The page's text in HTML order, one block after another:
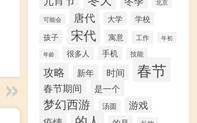
北京
可能会 唐代 大学
学校
孩子
宋代 寓意 工作 年初
年龄 很多人 手机 技能
攻略 新年 时间 春节
春节期间 是一个
梦幻西游 汤圆 游戏